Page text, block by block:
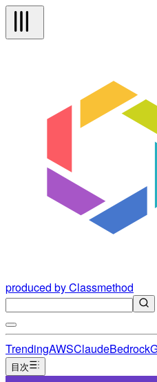
produced by Classmethod
TrendingAWSClaudeBedrock
目次